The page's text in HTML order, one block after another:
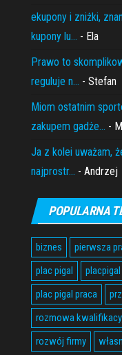
ekupony i zniżki,
kupony lu... - Ela
Prawo to
reguluje n... - Stefan
Miom ostatnim
zakupem gadże... -
Ja z kolei uważam,
najprostr... - Andrzej
POPULARNA
biznes pierwsza
plac pigal
placpigal
plac pigal praca
rozmowa
rozwój firmy